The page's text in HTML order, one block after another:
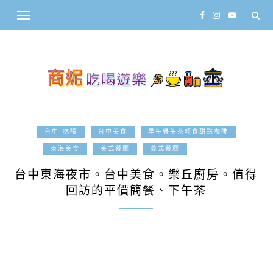
台中-吃喝 台中美食 早午餐午茶輕食甜點咖啡
東海美食 美式餐廳 義式餐廳
台中東海夜市。台中美食。樂丘廚房。值得
回訪的平價簡餐、下午茶